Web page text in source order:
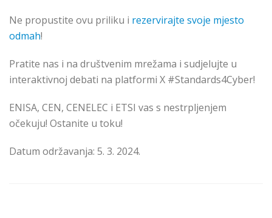
Ne propustite ovu priliku i rezervirajte svoje mjesto
odmah!
Pratite nas i na društvenim mrežama i sudjelujte u
interaktivnoj debati na platformi X #Standards4Cyber!
ENISA, CEN, CENELEC i ETSI vas s nestrpljenjem
očekuju! Ostanite u toku!
Datum održavanja: 5. 3. 2024.